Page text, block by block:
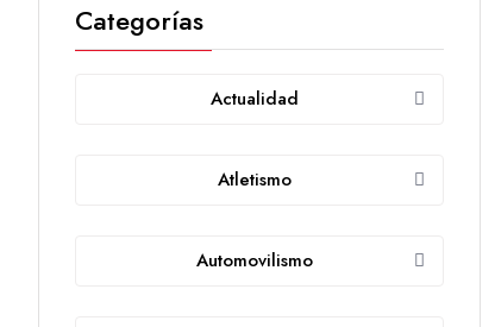
Categorías
Actualidad
Atletismo
Automovilismo